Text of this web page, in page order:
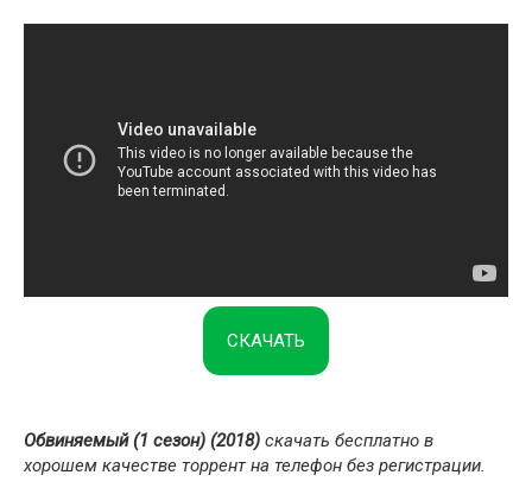
СКАЧАТЬ
Обвиняемый (1 сезон) (2018) скачать бесплатно в
хорошем качестве торрент на телефон без регистрации.